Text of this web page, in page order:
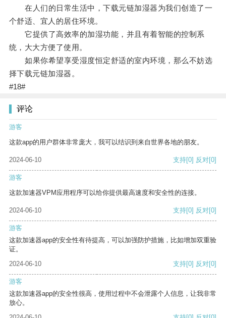
在人们的日常生活中，下载元链加湿器为我们创造了一
个舒适、宜人的居住环境。
它提供了高效率的加湿功能，并且有着智能的控制系
统，大大方便了使用。
如果你希望享受湿度恒定舒适的室内环境，那么不妨选
择下载元链加湿器。
#18#
评论
游客
这款app的用户群体非常庞大，我可以结识到来自世界各地的朋友。
2024-06-10 支持[0] 反对[0]
游客
这款加速器VPM应用程序可以给你提供最高速度和安全性的连接。
2024-06-10 支持[0] 反对[0]
游客
这款加速器app的安全性有待提高，可以加强防护措施，比如增加双重验
证。
2024-06-10
支持[0] 反对[0]
游客
这款加速器app的安全性很高，使用过程中不会泄露个人信息，让我非常
放心。